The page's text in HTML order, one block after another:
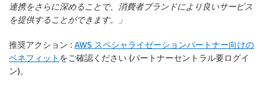
連携をさらに深めることで、消費者ブランドにより良いサービス
を提供することができます。」
推奨アクション : AWS スペシャライゼーションパートナー向けの
ベネフィット をご確認ください (パートナーセントラル要ログイ
ン)。